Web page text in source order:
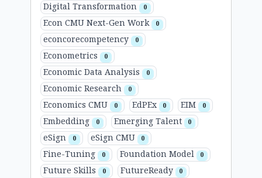
Digital Transformation 0
Econ CMU Next-Gen Work 0
econcorecompetency 0
Econometrics 0
Economic Data Analysis 0
Economic Research 0
Economics CMU 0 EdPEx 0 EIM 0
Embedding 0 Emerging Talent 0
eSign 0 eSign CMU 0
Fine-Tuning 0 Foundation Model 0
Future Skills 0 FutureReady 0